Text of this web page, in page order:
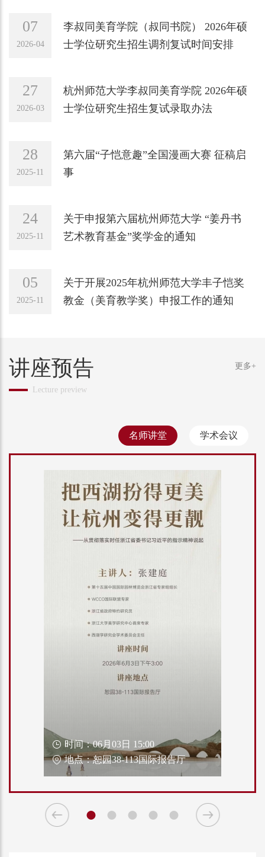
07
2026-04
李叔同美育学院（叔同书院） 2026年硕
士学位研究生招生调剂复试时间安排
27
2026-03
杭州师范大学李叔同美育学院 2026年硕
士学位研究生招生复试录取办法
28
2025-11
第六届“子恺意趣”全国漫画大赛 征稿启
事
24
2025-11
关于申报第六届杭州师范大学 “姜丹书
艺术教育基金”奖学金的通知
05
2025-11
关于开展2025年杭州师范大学丰子恺奖
教金（美育教学奖）申报工作的通知
讲座预告 更多+
名师讲堂 学术会议
时间：06月03日 15:00
地点：恕园38-113国际报告厅